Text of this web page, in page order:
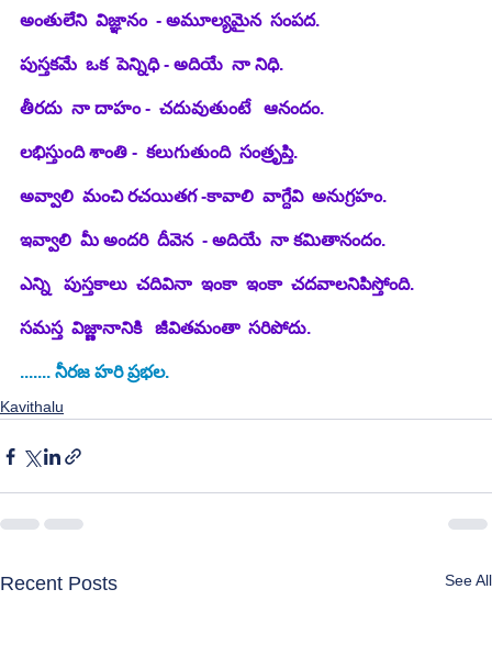
అంతులేని  విజ్ఞానం  - అమూల్యమైన  సంపద.
పుస్తకమే  ఒక  పెన్నిధి - అదియే  నా నిధి.
తీరదు  నా దాహం -  చదువుతుంటే   ఆనందం.
లభిస్తుంది శాంతి -  కలుగుతుంది  సంత్రృప్తి.
అవ్వాలి  మంచి రచయితగ -కావాలి  వాగ్దేవి  అనుగ్రహం.
ఇవ్వాలి  మీ అందరి  దీవెన  - అదియే  నా కమితానందం.
ఎన్ని   పుస్తకాలు  చదివినా  ఇంకా  ఇంకా  చదవాలనిపిస్తోంది.
సమస్త  విజ్ణానానికి   జీవితమంతా  సరిపోదు.
....... నీరజ హరి ప్రభల.
Kavithalu
Recent Posts See All